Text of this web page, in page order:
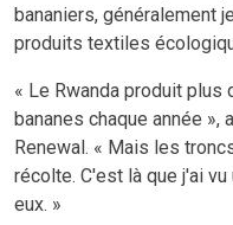
bananiers, généralement
produits textiles
« Le Rwanda produit
bananes chaque année »,
Renewal. « Mais les
récolte. C'est là que j'ai
eux. »